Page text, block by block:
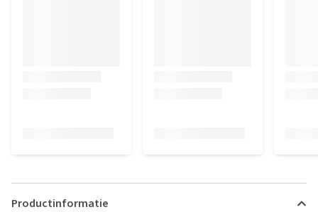
Productinformatie